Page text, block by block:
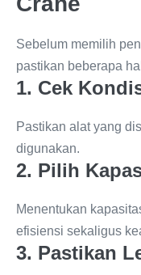
Sebelum memilih
pastikan beberapa
1. Cek
Pastikan alat yang
digunakan.
2. Pilih
Menentukan
efisiensi sekaligus
3. Pastikan